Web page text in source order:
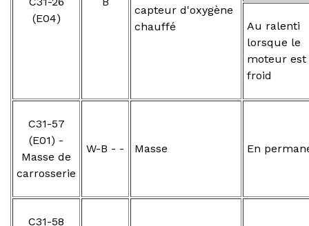
(E04)
capteur d'oxygène
chauffé
Au ralenti
lorsque le
moteur est
froid
C31-57
(E01) -
Masse de
carrosserie
W-B - - Masse En
C31-58